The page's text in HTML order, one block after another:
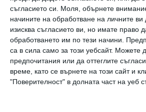
съгласието си. Моля, обърнете
начините на обработване на личните
изисква съгласието ви, но имате право
обработването им по тези начини.
са в сила само за този уебсайт. Можете
предпочитания или да оттеглите
време, като се върнете на този сайт и
"Поверителност" в долната част на уеб
да са индивидуални,
няколко основни.
Първо,тези, които
„здрав егоизъм“, просто не
време за ненужни (от тяхна